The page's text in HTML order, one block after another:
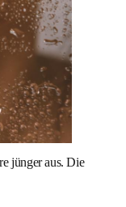
jünger aus. Die